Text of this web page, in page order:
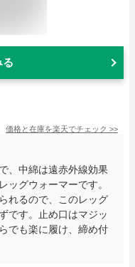
る
価格と在庫を楽天でチェック >>
、中綿は遠赤外線効果
ッグウォーマーです。
れるので、このレッグ
です。止め口はマジッ
でも楽に履け、締め付